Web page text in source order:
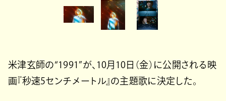
米津玄師の“1991”が、10月10日（金）に公開される映
画『秒速5センチメートル』の主題歌に決定した。